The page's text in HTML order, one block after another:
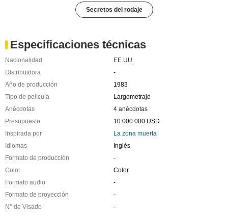
Secretos del rodaje
Especificaciones técnicas
Nacionalidad
EE.UU.
Distribuidora
-
Año de producción
1983
Tipo de película
Largometraje
Anécdotas
4 anécdotas
Presupuesto
10 000 000 USD
Inspirada por
La zona muerta
Idiomas
Inglés
Formato de producción
-
Color
Color
Formato audio
-
Formato de proyección
-
N° de Visado
-